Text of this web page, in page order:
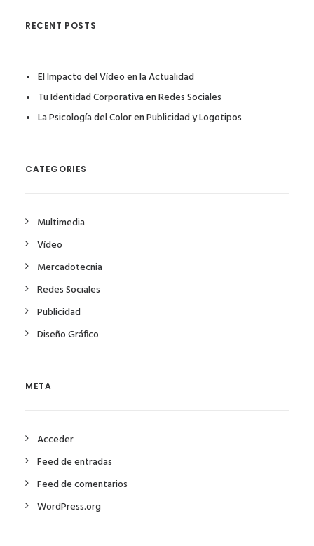
RECENT POSTS
El Impacto del Vídeo en la Actualidad
Tu Identidad Corporativa en Redes Sociales
La Psicología del Color en Publicidad y Logotipos
CATEGORIES
Multimedia
Vídeo
Mercadotecnia
Redes Sociales
Publicidad
Diseño Gráfico
META
Acceder
Feed de entradas
Feed de comentarios
WordPress.org